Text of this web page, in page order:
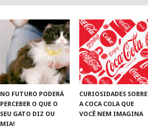
NO FUTURO PODERÁ
PERCEBER O QUE O
SEU GATO DIZ OU
MIA!
CURIOSIDADES SOBRE
A COCA COLA QUE
VOCÊ NEM IMAGINA